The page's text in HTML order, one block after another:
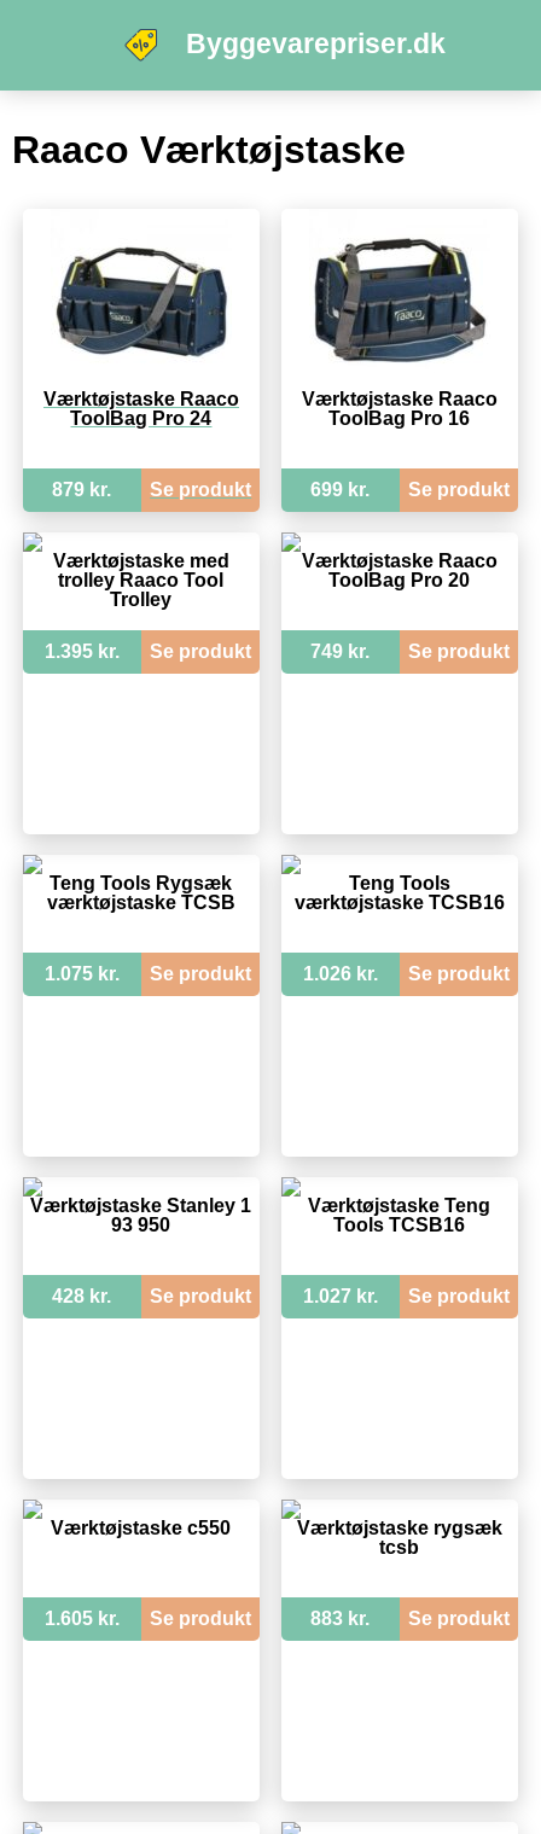
Byggevarepriser.dk
Raaco Værktøjstaske
Værktøjstaske Raaco
ToolBag Pro 24
879 kr. Se produkt
Værktøjstaske Raaco
ToolBag Pro 16
699 kr. Se produkt
Værktøjstaske med
trolley Raaco Tool
Trolley
1.395 kr. Se produkt
Værktøjstaske Raaco
ToolBag Pro 20
749 kr. Se produkt
Teng Tools Rygsæk
værktøjstaske TCSB
1.075 kr. Se produkt
Teng Tools
værktøjstaske TCSB16
1.026 kr. Se produkt
Værktøjstaske Stanley 1
93 950
428 kr. Se produkt
Værktøjstaske Teng
Tools TCSB16
1.027 kr. Se produkt
Værktøjstaske c550
1.605 kr. Se produkt
Værktøjstaske rygsæk
tcsb
883 kr. Se produkt